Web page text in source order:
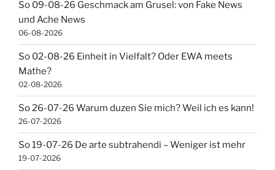
So 09-08-26 Geschmack am Grusel: von Fake News
und Ache News
06-08-2026
So 02-08-26 Einheit in Vielfalt? Oder EWA meets
Mathe?
02-08-2026
So 26-07-26 Warum duzen Sie mich? Weil ich es kann!
26-07-2026
So 19-07-26 De arte subtrahendi – Weniger ist mehr
19-07-2026